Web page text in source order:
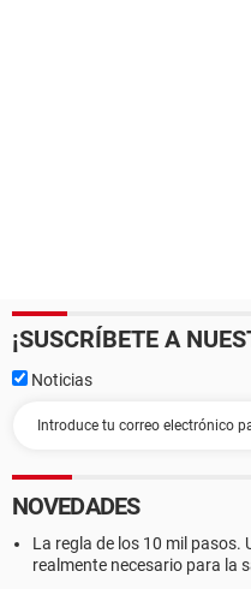
¡SUSCRÍBETE A
Noticias
NOVEDADES
La regla de los 10 mil pasos.
realmente necesario para la